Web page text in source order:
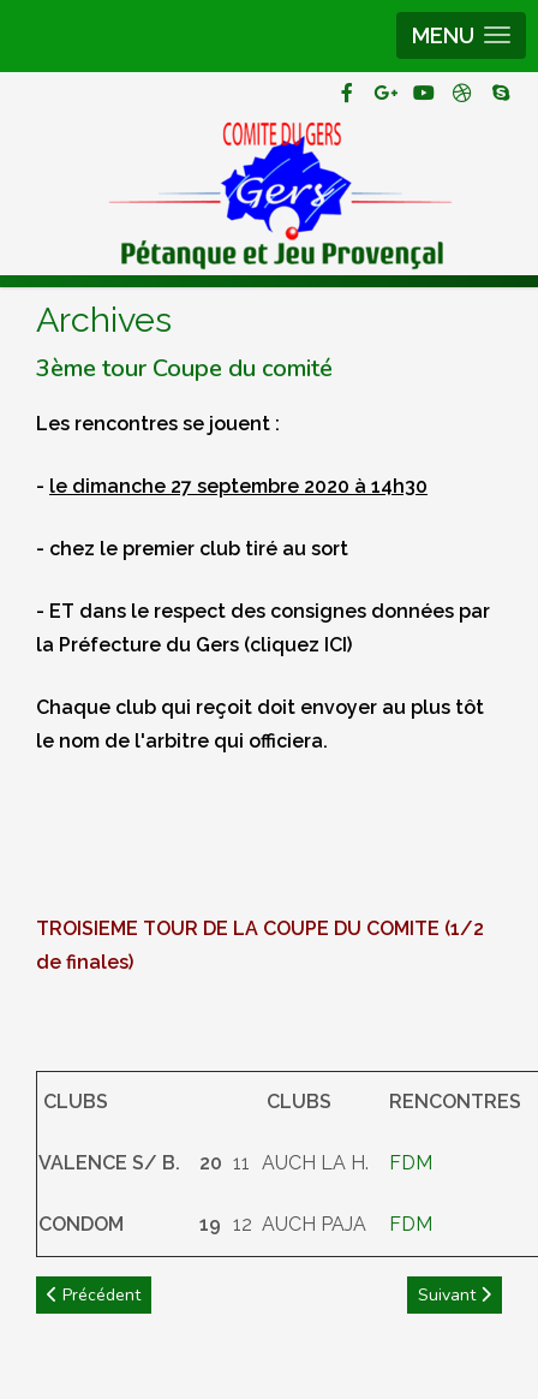
MENU
Archives
3ème tour Coupe du comité
Les rencontres se jouent :
- le dimanche 27 septembre 2020 à 14h30
- chez le premier club tiré au sort
- ET dans le respect des consignes données par
la Préfecture du Gers (cliquez ICI)
Chaque club qui reçoit doit envoyer au plus tôt
le nom de l'arbitre qui officiera.
TROISIEME TOUR DE LA COUPE DU COMITE (1/2
de finales)
CLUBS CLUBS RENCONTRES
VALENCE S/ B. 20 11 AUCH LA H. FDM
CONDOM 19 12 AUCH PAJA FDM
Article précédent : 5eme tour coupe du Président
Précédent Article suivant
Suivant